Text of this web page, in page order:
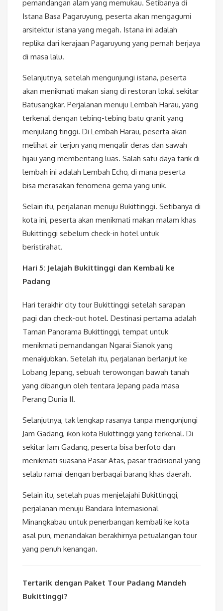
pemandangan alam yang memukau. Setibanya di
Istana Basa Pagaruyung, peserta akan mengagumi
arsitektur istana yang megah. Istana ini adalah
replika dari kerajaan Pagaruyung yang pernah berjaya
di masa lalu.
Selanjutnya, setelah mengunjungi istana, peserta
akan menikmati makan siang di restoran lokal sekitar
Batusangkar. Perjalanan menuju Lembah Harau, yang
terkenal dengan tebing-tebing batu granit yang
menjulang tinggi. Di Lembah Harau, peserta akan
melihat air terjun yang mengalir deras dan sawah
hijau yang membentang luas. Salah satu daya tarik di
lembah ini adalah Lembah Echo, di mana peserta
bisa merasakan fenomena gema yang unik.
Selain itu, perjalanan menuju Bukittinggi. Setibanya di
kota ini, peserta akan menikmati makan malam khas
Bukittinggi sebelum check-in hotel untuk
beristirahat.
Hari 5: Jelajah Bukittinggi dan Kembali ke
Padang
Hari terakhir city tour Bukittinggi setelah sarapan
pagi dan check-out hotel. Destinasi pertama adalah
Taman Panorama Bukittinggi, tempat untuk
menikmati pemandangan Ngarai Sianok yang
menakjubkan. Setelah itu, perjalanan berlanjut ke
Lobang Jepang, sebuah terowongan bawah tanah
yang dibangun oleh tentara Jepang pada masa
Perang Dunia II.
Selanjutnya, tak lengkap rasanya tanpa mengunjungi
Jam Gadang, ikon kota Bukittinggi yang terkenal. Di
sekitar Jam Gadang, peserta bisa berfoto dan
menikmati suasana Pasar Atas, pasar tradisional yang
selalu ramai dengan berbagai barang khas daerah.
Selain itu, setelah puas menjelajahi Bukittinggi,
perjalanan menuju Bandara Internasional
Minangkabau untuk penerbangan kembali ke kota
asal pun, menandakan berakhirnya petualangan tour
yang penuh kenangan.
Tertarik dengan Paket Tour Padang Mandeh
Bukittinggi?